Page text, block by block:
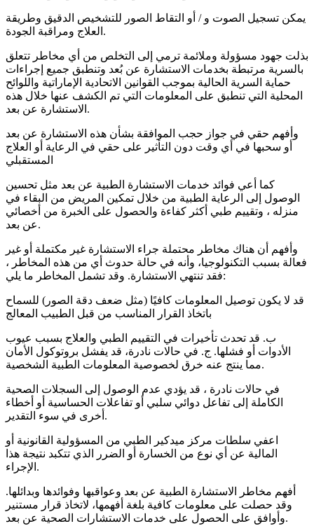
يمكن تسجيل الصوت و / أو التقاط الصور للتشخيص الدقيق وطريقة
العلاج ومراقبة الجودة.
بذلت جهود مسؤولة وملائمة ترمي إلى التخلص من أي مخاطر تتعلق
بالسرية مرتبطة بخدمات الاستشارة عن بُعد وتنطبق جميع إجراءات
حماية السرية الحالية بموجب القوانين الاتحادية الإماراتية واللوائح
المحلية التي تنطبق على المعلومات التي تم الكشف عنها خلال هذه
الاستشارة عن بعد.
وأفهم حقي في جواز حجب الموافقة بشأن هذه الاستشارة عن بعد
أو سحبها في أي وقت دون التأثير على حقي في الرعاية أو العلاج
المستقبلي
كما أعي فوائد خدمات الاستشارة الطبية عن بعد مثل تحسين
الوصول إلى الرعاية الطبية من خلال تمكين المريض من البقاء في
منزله ، وتقييم طبي أكثر كفاءة والحصول على الخبرة من أخصائي
عن بعد.
وأفهم أن هناك مخاطر محتملة جراء الاستشارة غير مكتملة أو غير
فعالة بسبب التكنولوجيا، وأنه في حالة حدوث أي من هذه المخاطر ،
فقد تنتهي الاستشارة. وقد تشمل المخاطر ما يلي:
قد لا يكون توصيل المعلومات كافيًا (مثل ضعف دقة الصور) للسماح
باتخاذ القرار المناسب من قبل الطبيب المعالج
ب. قد تحدث تأخيرات في التقييم الطبي والعلاج بسبب عيوب
الأدوات أو فشلها. ج. في حالات نادرة، قد يفشل بروتوكول الأمان
مما ينتج عنه خرق لخصوصية المعلومات الطبية الشخصية.
في حالات نادرة ، قد يؤدي عدم الوصول إلى السجلات الصحية
الكاملة إلى تفاعل دوائي سلبي أو تفاعلات الحساسية أو أخطاء
أخرى في سوء التقدير.
اعفي سلطات مركز ميدكير الطبي من المسؤولية القانونية أو
المالية عن أي نوع من الخسارة أو الضرر الذي تتكبد نتيجة هذا
الإجراء.
أفهم مخاطر الاستشارة الطبية عن بعد وعواقبها وفوائدها وبدائلها.
وقد حصلت على معلومات كافية بلغة أفهمها، لاتخاذ قرار مستنير
وأوافق على الحصول على خدمات الاستشارات الصحية عن بعد.